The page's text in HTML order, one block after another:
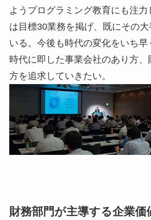
ようプログラミング教育にも注
は目標30業務を掲げ、既にその
いる。今後も時代の変化をいち早
時代に即した事業会社のあり方、
方を追求していきたい。
財務部門が主導する企業価